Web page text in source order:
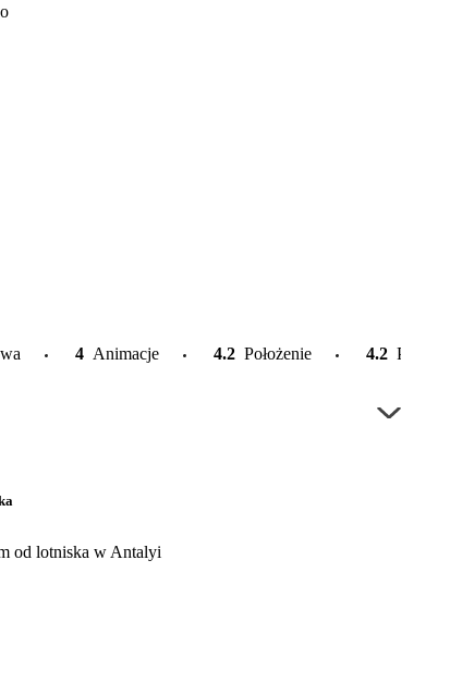
4 Animacje 4.2 Położenie 4.2 Plaża
od lotniska w Antalyi